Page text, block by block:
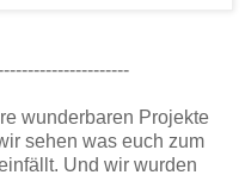
wunderbaren Projekte
sehen was euch zum
Und wir wurden